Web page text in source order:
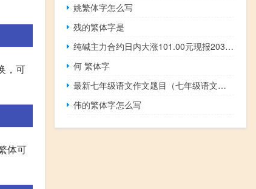
，可
体可
姚繁体字怎么写
残的繁体字是
纯碱主力合约日内大涨101.00元现报2033.00元/吨涨幅5.23%
何 繁体字
最新七年级语文作文题目（七年级语文作文题目大全）
伟的繁体字怎么写